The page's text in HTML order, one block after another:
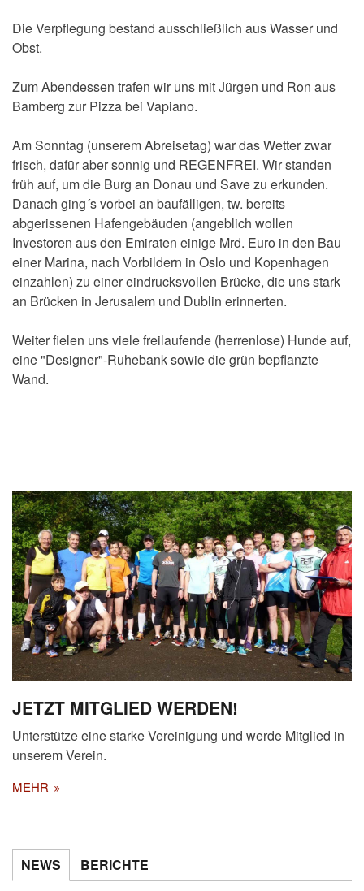
Die Verpflegung bestand ausschließlich aus Wasser und
Obst.
Zum Abendessen trafen wir uns mit Jürgen und Ron aus
Bamberg zur Pizza bei Vapiano.
Am Sonntag (unserem Abreisetag) war das Wetter zwar
frisch, dafür aber sonnig und REGENFREI. Wir standen
früh auf, um die Burg an Donau und Save zu erkunden.
Danach ging´s vorbei an baufälligen, tw. bereits
abgerissenen Hafengebäuden (angeblich wollen
Investoren aus den Emiraten einige Mrd. Euro in den Bau
einer Marina, nach Vorbildern in Oslo und Kopenhagen
einzahlen) zu einer eindrucksvollen Brücke, die uns stark
an Brücken in Jerusalem und Dublin erinnerten.
Weiter fielen uns viele freilaufende (herrenlose) Hunde auf,
eine "Designer"-Ruhebank sowie die grün bepflanzte
Wand.
JETZT MITGLIED WERDEN!
Unterstütze eine starke Vereinigung und werde Mitglied in
unserem Verein.
MEHR
NEWS BERICHTE